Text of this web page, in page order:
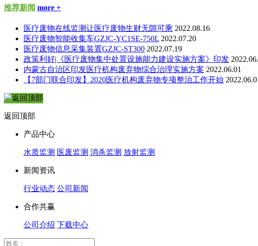
推荐新闻 more +
医疗废物在线监测让医疗废物生财无隙可乘 2022.08.16
医疗废物智能收集车GZJC-YC1SE-750L 2022.07.20
医疗废物信息采集装置GZJC-ST300 2022.07.19
政策利好|《医疗废物集中处置设施能力建设实施方案》印发
内蒙古自治区印发医疗机构废弃物综合治理实施方案 2022.06.01
【7部门联合印发】2020医疗机构废弃物专项整治工作开始
返回顶部
产品中心
水质监测 医废监测 消杀监测 放射监测
新闻资讯
行业动态 公司新闻
合作共赢
公司介绍 下载中心